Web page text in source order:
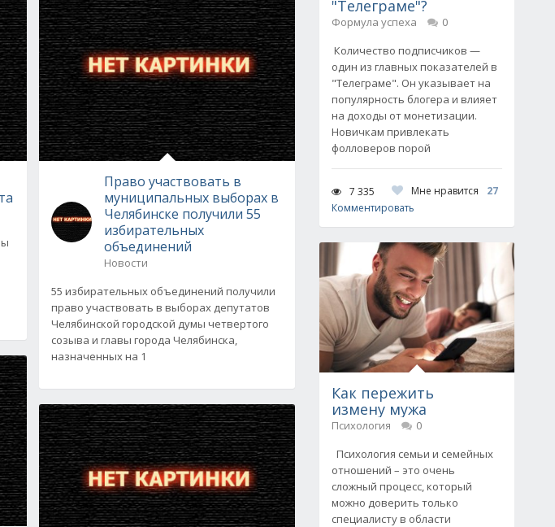
Право участвовать в
муниципальных выборах в
Челябинске получили 55
избирательных
объединений
Новости
55 избирательных объединений получили
право участвовать в выборах депутатов
Челябинской городской думы четвертого
созыва и главы города Челябинска,
назначенных на 1
"Телеграме"?
Формула успеха
0
Количество подписчиков —
один из главных показателей в
"Телеграме". Он указывает на
популярность блогера и влияет
на доходы от монетизации.
Новичкам привлекать
фолловеров порой
7 335 Мне нравится
27
Комментировать
Как пережить
измену мужа
Психология
0
Психология семьи и семейных
отношений – это очень
сложный процесс, который
можно доверить только
специалисту в области